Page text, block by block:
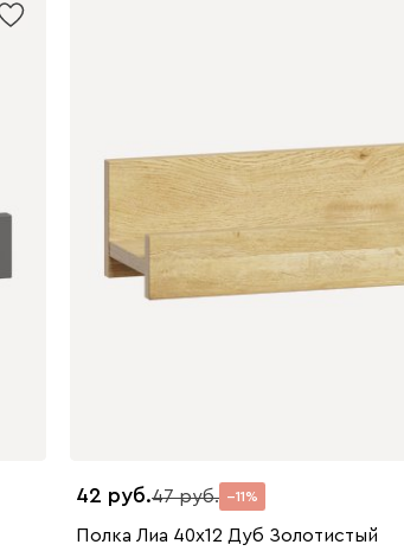
42 47 11
Полка Лиа 40x12 Дуб Золотистый